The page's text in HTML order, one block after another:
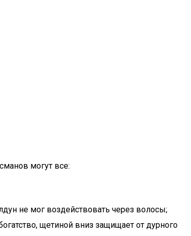
могут все:
не мог воздействовать через волосы;
щетиной вниз защищает от дурного